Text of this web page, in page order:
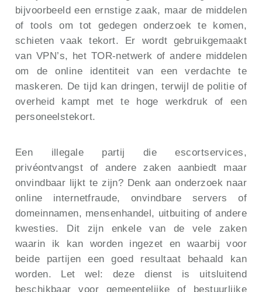
bijvoorbeeld een ernstige zaak, maar de middelen
of tools om tot gedegen onderzoek te komen,
schieten vaak tekort. Er wordt gebruikgemaakt
van VPN’s, het TOR-netwerk of andere middelen
om de online identiteit van een verdachte te
maskeren. De tijd kan dringen, terwijl de politie of
overheid kampt met te hoge werkdruk of een
personeelstekort.
Een illegale partij die escortservices,
privéontvangst of andere zaken aanbiedt maar
onvindbaar lijkt te zijn? Denk aan onderzoek naar
online internetfraude, onvindbare servers of
domeinnamen, mensenhandel, uitbuiting of andere
kwesties. Dit zijn enkele van de vele zaken
waarin ik kan worden ingezet en waarbij voor
beide partijen een goed resultaat behaald kan
worden. Let wel: deze dienst is uitsluitend
beschikbaar voor gemeentelijke of bestuurlijke